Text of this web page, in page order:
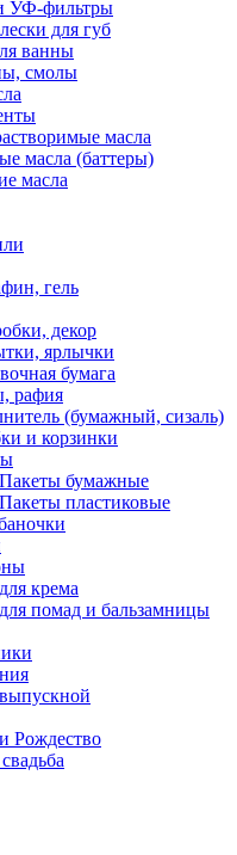
УФ-фильтры
для губ
ванны
смолы
масла
масла (баттеры)
масла
гель
декор
ярлычки
бумага
рафия
(бумажный, сизаль)
и корзинки
Пакеты бумажные
Пакеты пластиковые
крема
помад и бальзамницы
Рождество